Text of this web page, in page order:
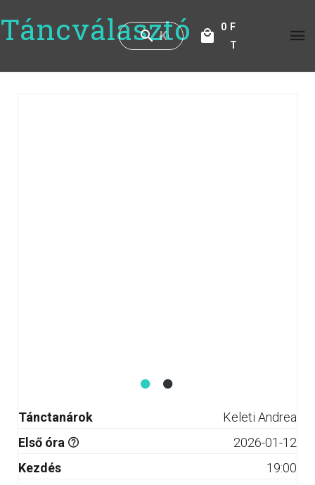
Táncválasztó
F
T
0
Tánctanárok
Keleti Andrea
Első óra
2026-01-12
Kezdés
19:00